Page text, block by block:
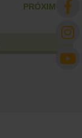
PRÓXIMO